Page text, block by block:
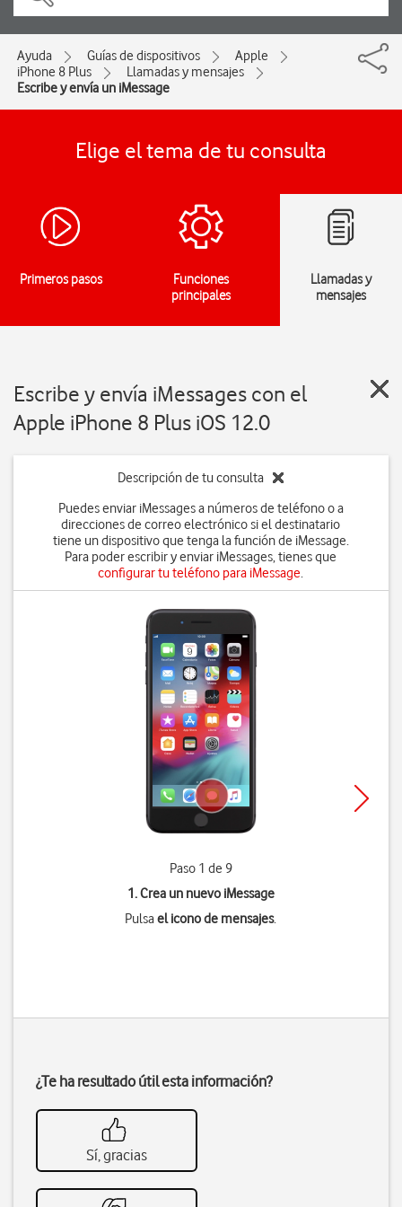
Ayuda Guías de dispositivos
Apple
iPhone 8 Plus
Llamadas y mensajes
Escribe y envía un iMessage
Elige el tema de tu consulta
Primeros pasos
Funciones
principales
Llamadas y
mensajes
Escribe y envía iMessages con el
Apple iPhone 8 Plus iOS 12.0
Descripción de tu consulta
Puedes enviar iMessages a números de teléfono o a
direcciones de correo electrónico si el destinatario
tiene un dispositivo que tenga la función de iMessage.
Para poder escribir y enviar iMessages, tienes que
configurar tu teléfono para iMessage.
Paso 1 de 9
1. Crea un nuevo iMessage
Pulsael icono de mensajes.
¿Te ha resultado útil esta información?
Sí, gracias